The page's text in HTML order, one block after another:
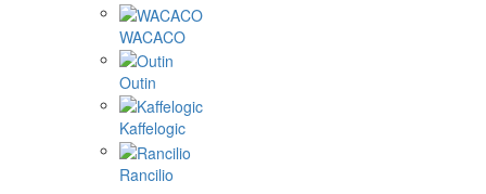
WACACO
Outin
Kaffelogic
Rancilio